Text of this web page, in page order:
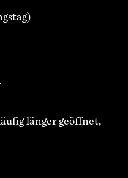
länger geöffnet,